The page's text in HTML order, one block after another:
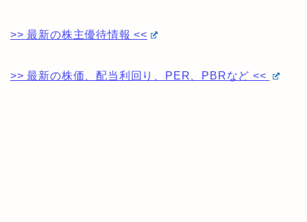
>> 最新の株主優待情報 <<
>> 最新の株価、配当利回り、PER、PBRなど <<